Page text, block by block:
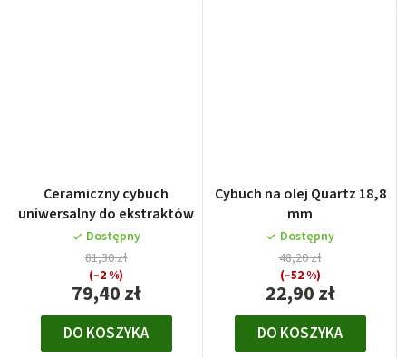
Ceramiczny cybuch
uniwersalny do ekstraktów
Dostępny
79,40 zł
81,30 zł
(–2 %)
DO KOSZYKA
Cybuch na olej Quartz 18,8
mm
Dostępny
22,90 zł
48,20 zł
(–52 %)
DO KOSZYKA